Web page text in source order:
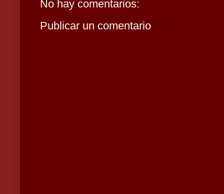
No hay comentarios:
Publicar un comentario